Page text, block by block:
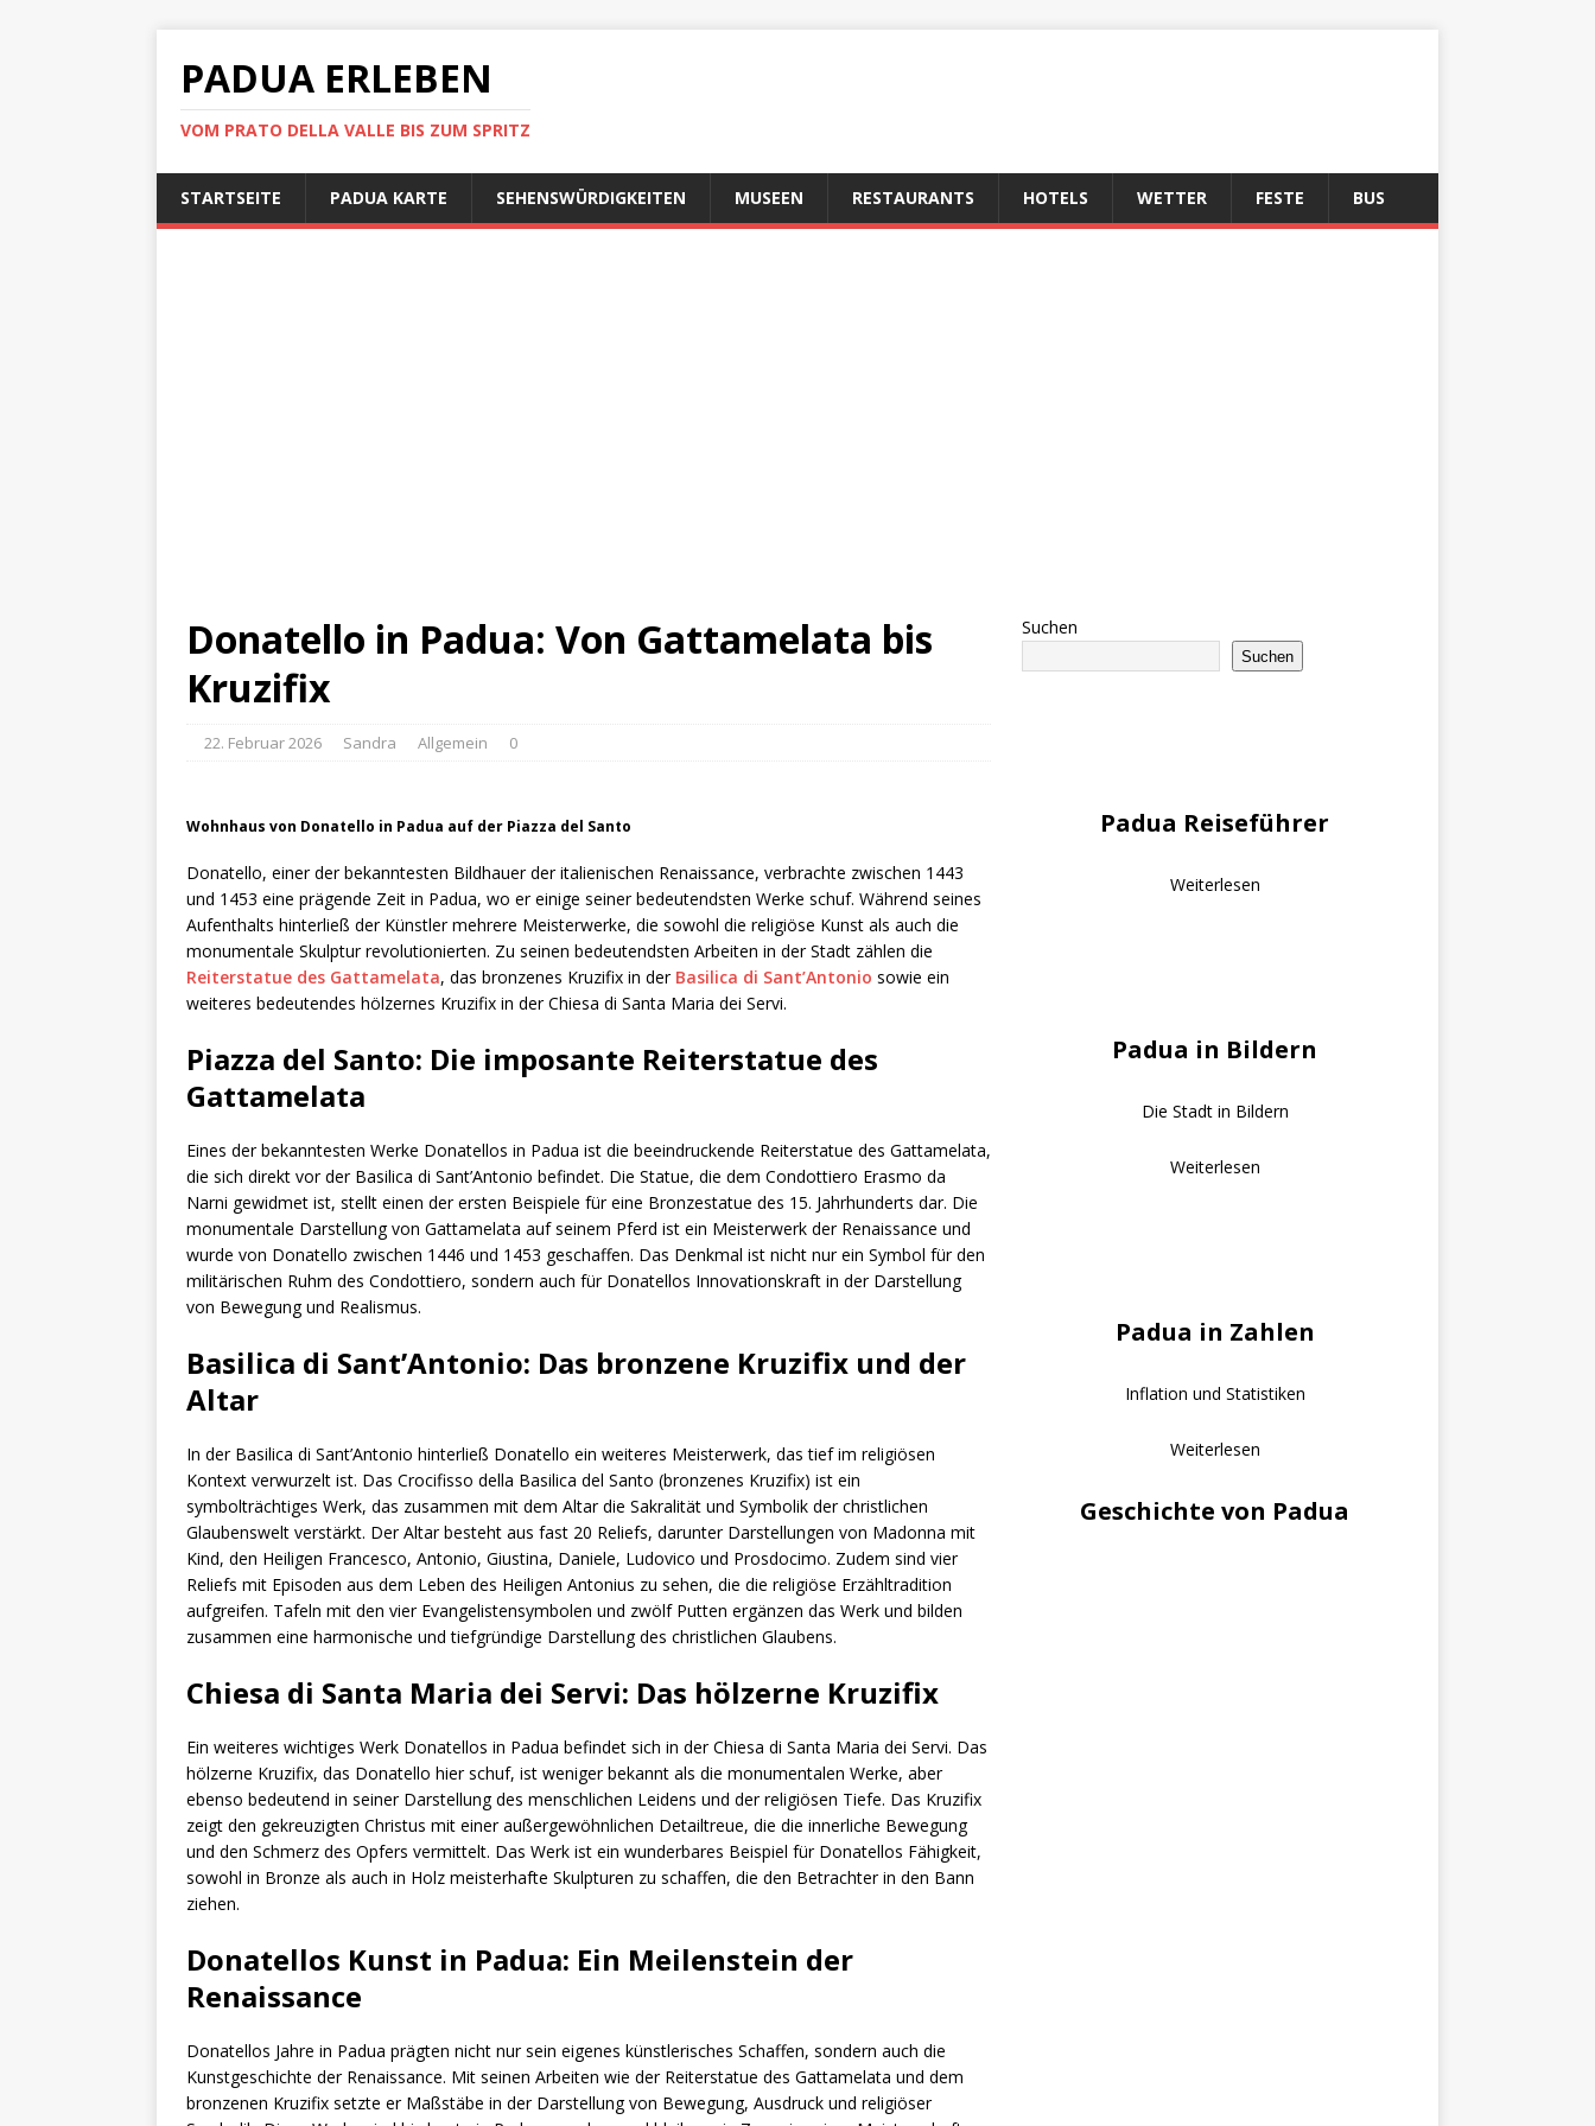
PADUA ERLEBEN
VOM PRATO DELLA VALLE BIS ZUM SPRITZ
STARTSEITE PADUA KARTE SEHENSWÜRDIGKEITEN MUSEEN RESTAURANTS HOTELS WETTER FESTE BUS
Donatello in Padua: Von Gattamelata bis
Kruzifix
22. Februar 2026 Sandra Allgemein 0
Wohnhaus von Donatello in Padua auf der Piazza del Santo
Donatello, einer der bekanntesten Bildhauer der italienischen Renaissance, verbrachte zwischen 1443
und 1453 eine prägende Zeit in Padua, wo er einige seiner bedeutendsten Werke schuf. Während seines
Aufenthalts hinterließ der Künstler mehrere Meisterwerke, die sowohl die religiöse Kunst als auch die
monumentale Skulptur revolutionierten. Zu seinen bedeutendsten Arbeiten in der Stadt zählen die
Reiterstatue des Gattamelata, das bronzenes Kruzifix in der Basilica di Sant’Antonio sowie ein
weiteres bedeutendes hölzernes Kruzifix in der Chiesa di Santa Maria dei Servi.
Piazza del Santo: Die imposante Reiterstatue des
Gattamelata
Eines der bekanntesten Werke Donatellos in Padua ist die beeindruckende Reiterstatue des Gattamelata,
die sich direkt vor der Basilica di Sant’Antonio befindet. Die Statue, die dem Condottiero Erasmo da
Narni gewidmet ist, stellt einen der ersten Beispiele für eine Bronzestatue des 15. Jahrhunderts dar. Die
monumentale Darstellung von Gattamelata auf seinem Pferd ist ein Meisterwerk der Renaissance und
wurde von Donatello zwischen 1446 und 1453 geschaffen. Das Denkmal ist nicht nur ein Symbol für den
militärischen Ruhm des Condottiero, sondern auch für Donatellos Innovationskraft in der Darstellung
von Bewegung und Realismus.
Basilica di Sant’Antonio: Das bronzene Kruzifix und der
Altar
In der Basilica di Sant’Antonio hinterließ Donatello ein weiteres Meisterwerk, das tief im religiösen
Kontext verwurzelt ist. Das Crocifisso della Basilica del Santo (bronzenes Kruzifix) ist ein
symbolträchtiges Werk, das zusammen mit dem Altar die Sakralität und Symbolik der christlichen
Glaubenswelt verstärkt. Der Altar besteht aus fast 20 Reliefs, darunter Darstellungen von Madonna mit
Kind, den Heiligen Francesco, Antonio, Giustina, Daniele, Ludovico und Prosdocimo. Zudem sind vier
Reliefs mit Episoden aus dem Leben des Heiligen Antonius zu sehen, die die religiöse Erzähltradition
aufgreifen. Tafeln mit den vier Evangelistensymbolen und zwölf Putten ergänzen das Werk und bilden
zusammen eine harmonische und tiefgründige Darstellung des christlichen Glaubens.
Chiesa di Santa Maria dei Servi: Das hölzerne Kruzifix
Ein weiteres wichtiges Werk Donatellos in Padua befindet sich in der Chiesa di Santa Maria dei Servi. Das
hölzerne Kruzifix, das Donatello hier schuf, ist weniger bekannt als die monumentalen Werke, aber
ebenso bedeutend in seiner Darstellung des menschlichen Leidens und der religiösen Tiefe. Das Kruzifix
zeigt den gekreuzigten Christus mit einer außergewöhnlichen Detailtreue, die die innerliche Bewegung
und den Schmerz des Opfers vermittelt. Das Werk ist ein wunderbares Beispiel für Donatellos Fähigkeit,
sowohl in Bronze als auch in Holz meisterhafte Skulpturen zu schaffen, die den Betrachter in den Bann
ziehen.
Donatellos Kunst in Padua: Ein Meilenstein der
Renaissance
Donatellos Jahre in Padua prägten nicht nur sein eigenes künstlerisches Schaffen, sondern auch die
Kunstgeschichte der Renaissance. Mit seinen Arbeiten wie der Reiterstatue des Gattamelata und dem
bronzenen Kruzifix setzte er Maßstäbe in der Darstellung von Bewegung, Ausdruck und religiöser
Suchen
Suchen
Padua Reiseführer
Weiterlesen
Padua in Bildern
Die Stadt in Bildern
Weiterlesen
Padua in Zahlen
Inflation und Statistiken
Weiterlesen
Geschichte von Padua